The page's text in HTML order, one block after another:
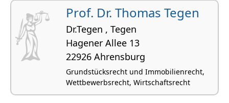
Prof. Dr. Thomas Tegen
Dr.Tegen , Tegen
Hagener Allee 13
22926 Ahrensburg
Grundstücksrecht und Immobilienrecht,
Wettbewerbsrecht, Wirtschaftsrecht